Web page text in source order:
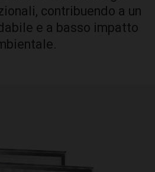
contribuendo a un
e a basso impatto